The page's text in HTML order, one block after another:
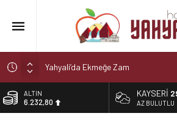
Yahyali’da Ekmeğe Zam
Kayseri Derbisi Yahyalıspor ile
Oynanacak
Şelaleler diyarı Yahyalı’da büyük
BİST
13.458,10
KAYSERI
AZ BULUTLU